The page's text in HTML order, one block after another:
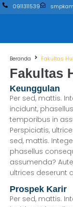
0911311539
Beranda Fakultas
Fakultas
Keunggulan
Per sed, mattis.
incidunt,
temporibus in
Perspiciatis,
sed, mattis.
phasellus
assumenda?
ultrices deserunt
Prospek Karir
Per sed, mattis.